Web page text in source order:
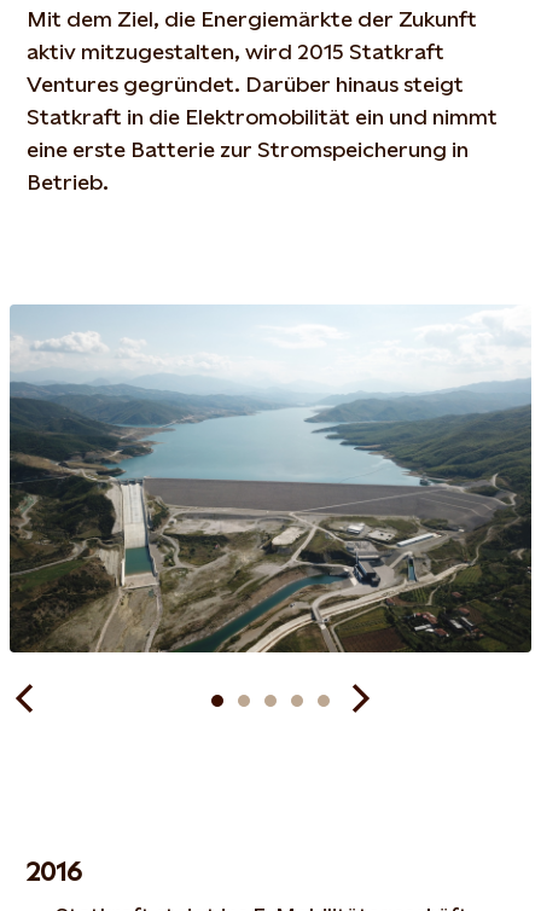
Mit dem Ziel, die Energiemärkte der Zukunft
aktiv mitzugestalten, wird 2015 Statkraft
Ventures gegründet. Darüber hinaus steigt
Statkraft in die Elektromobilität ein und nimmt
eine erste Batterie zur Stromspeicherung in
Betrieb.
2016